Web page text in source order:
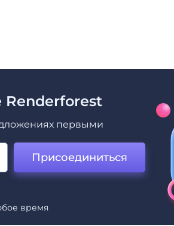
Renderforest
первыми
Присоединиться
время